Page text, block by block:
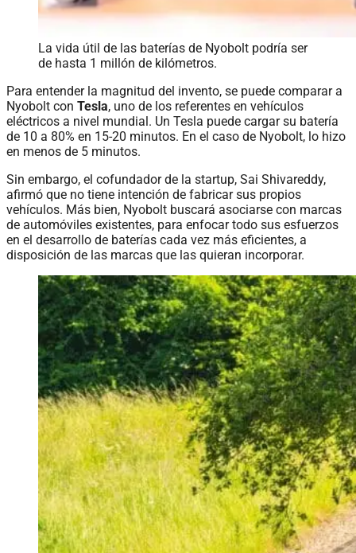
La vida útil de las baterías de Nyobolt podría ser
de hasta 1 millón de kilómetros.
Para entender la magnitud del invento, se puede comparar a
Nyobolt con Tesla, uno de los referentes en vehículos
eléctricos a nivel mundial. Un Tesla puede cargar su batería
de 10 a 80% en 15-20 minutos. En el caso de Nyobolt, lo hizo
en menos de 5 minutos.
Sin embargo, el cofundador de la startup, Sai Shivareddy,
afirmó que no tiene intención de fabricar sus propios
vehículos. Más bien, Nyobolt buscará asociarse con marcas
de automóviles existentes, para enfocar todo sus esfuerzos
en el desarrollo de baterías cada vez más eficientes, a
disposición de las marcas que las quieran incorporar.